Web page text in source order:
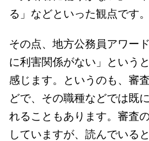
る」などといった観点です。
その点、地方公務員アワー
に利害関係がない」という
感じます。というのも、審
どで、その職種などでは既
れることもあります。審査
していますが、読んでいる